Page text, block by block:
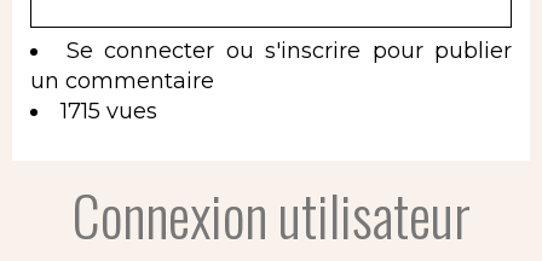
Se connecter ou s'inscrire pour publier
un commentaire
1715 vues
Connexion utilisateur